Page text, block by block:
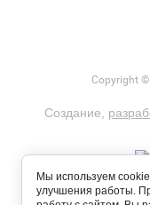
Copyright
Создание,
Мы используем
улучшения работы.